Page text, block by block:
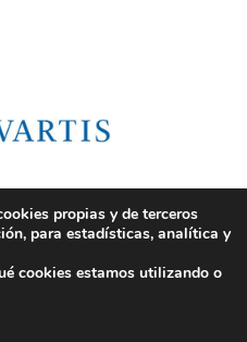
- Asociación de Enfermos
propias y de terceros
para estadísticas, analítica y
cookies estamos utilizando o